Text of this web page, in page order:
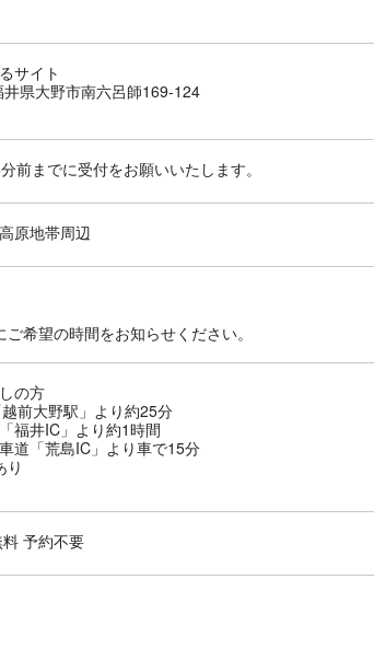
サイト
県大野市南六呂師169-124
前までに受付をお願いいたします。
原地帯周辺
希望の時間をお知らせください。
の方
前大野駅」より約25分
福井IC」より約1時間
道「荒島IC」より車で15分
り
予約不要